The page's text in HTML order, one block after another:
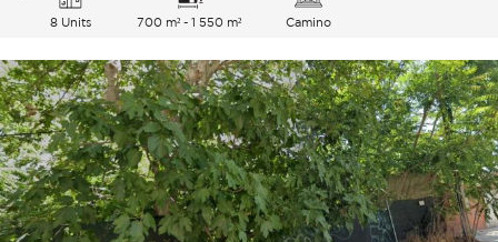
8 Units 700 m² - 1 550 m² Camino